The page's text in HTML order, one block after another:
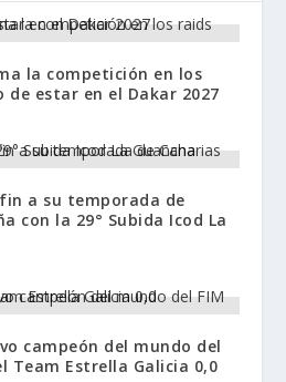
la competición en los
estar en el Dakar 2027
a su temporada de
con la 29° Subida Icod La
campeón del mundo del
Team Estrella Galicia 0,0